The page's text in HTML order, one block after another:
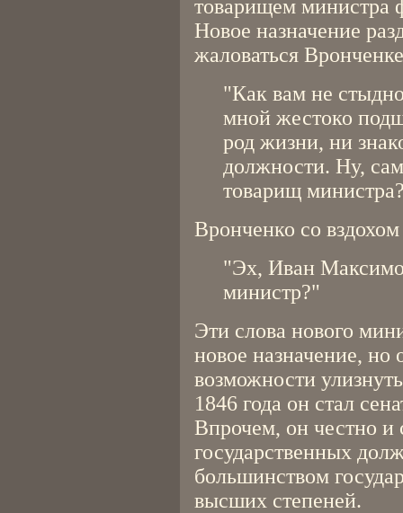
товарищем министра
Новое назначение
жаловаться
"Как вам не
мной жестоко
род жизни, ни
должности. Ну,
товарищ
Вронченко со вздохом
"Эх, Иван
министр?"
Эти слова нового
новое назначение, но
возможности
1846 года он стал
Впрочем, он честно и
государственных
большинством
высших степеней.